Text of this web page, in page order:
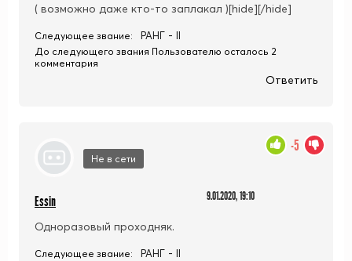
( возможно даже кто-то заплакал )[hide][/hide]
Следующее звание: РАНГ - II
До следующего звания Пользователю осталось 2
комментария
Ответить
Не в сети
Essin 9.01.2020, 19:10
Одноразовый проходняк.
-5
Следующее звание: РАНГ - II